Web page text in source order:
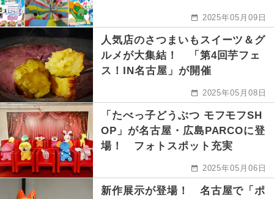
2025年05月09日
人気店のさつまいもスイーツ＆グ
ルメが大集結！ 「第4回芋フェ
ス！IN名古屋」が開催
2025年05月08日
「たべっ子どうぶつ モフモフSH
OP」が名古屋・広島PARCOに登
場！ フォトスポット充実
2025年05月06日
新作展示が登場！ 名古屋で「ポ